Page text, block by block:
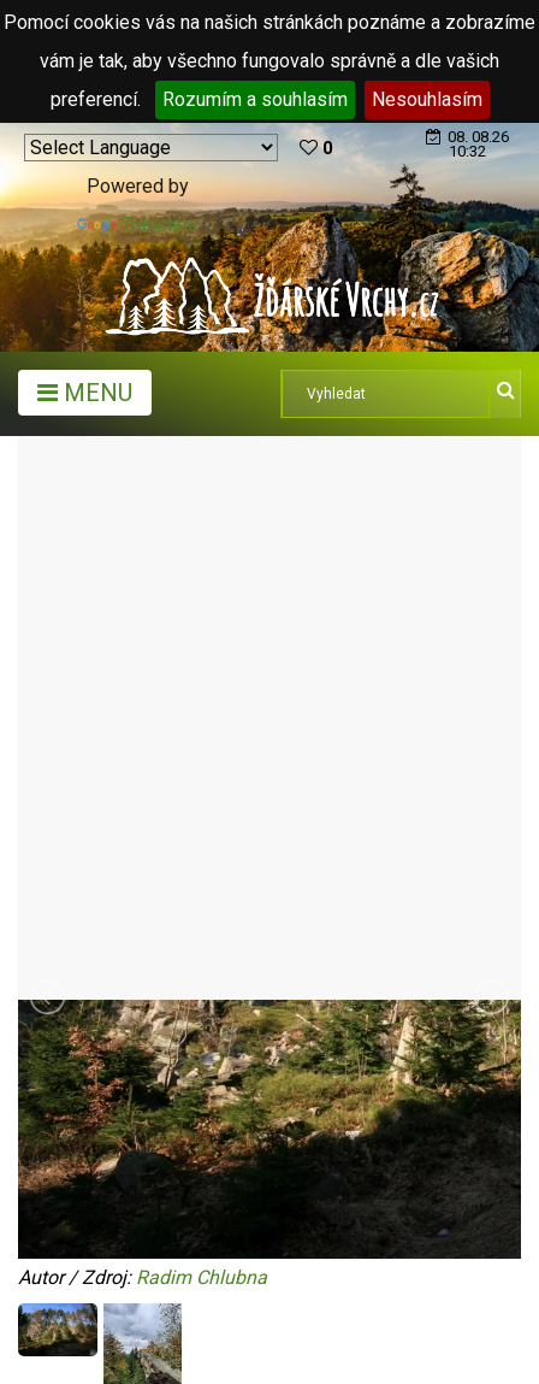
Pomocí cookies vás na našich stránkách poznáme a zobrazíme
vám je tak, aby všechno fungovalo správně a dle vašich
preferencí.
Rozumím a souhlasím Nesouhlasím
Powered by
Translate
0
08. 08.26
10:32
MENU
Autor / Zdroj: Radim Chlubna